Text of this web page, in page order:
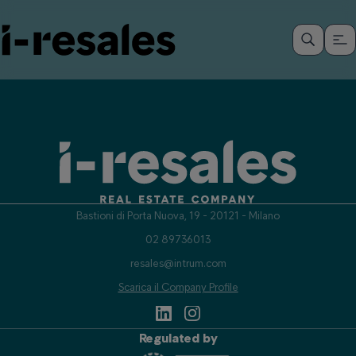
Bastioni di Porta Nuova, 19 - 20121 - Milano
02 89736013
resales@intrum.com
Scarica il Company Profile
Regulated by